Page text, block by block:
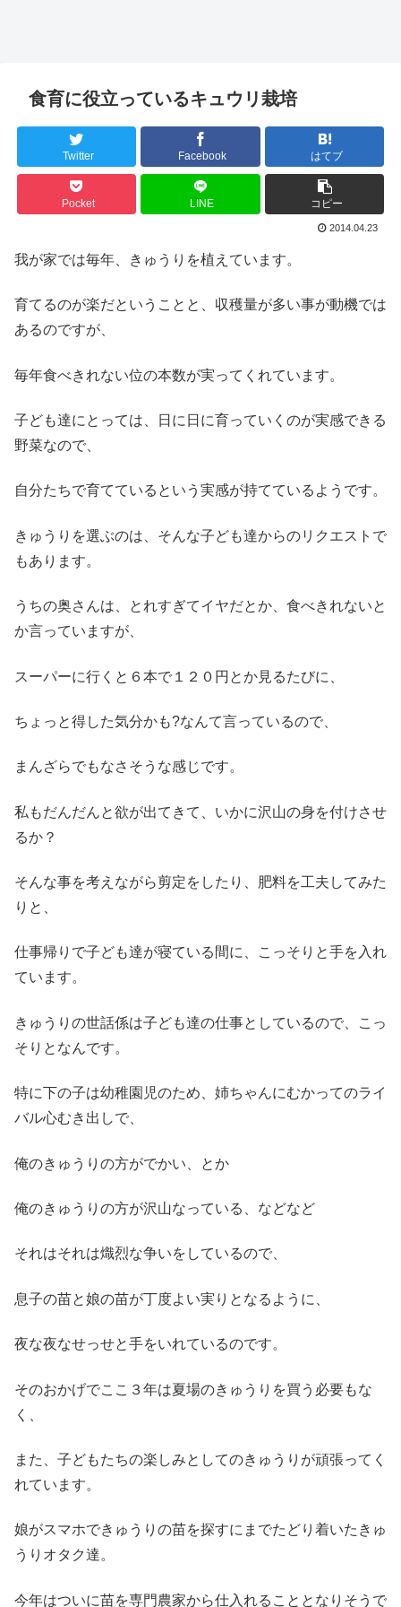
食育に役立っているキュウリ栽培
Twitter Facebook はてブ
Pocket LINE コピー
2014.04.23
我が家では毎年、きゅうりを植えています。
育てるのが楽だということと、収穫量が多い事が動機では
あるのですが、
毎年食べきれない位の本数が実ってくれています。
子ども達にとっては、日に日に育っていくのが実感できる
野菜なので、
自分たちで育てているという実感が持てているようです。
きゅうりを選ぶのは、そんな子ども達からのリクエストで
もあります。
うちの奥さんは、とれすぎてイヤだとか、食べきれないと
か言っていますが、
スーパーに行くと６本で１２０円とか見るたびに、
ちょっと得した気分かも?なんて言っているので、
まんざらでもなさそうな感じです。
私もだんだんと欲が出てきて、いかに沢山の身を付けさせ
るか？
そんな事を考えながら剪定をしたり、肥料を工夫してみた
りと、
仕事帰りで子ども達が寝ている間に、こっそりと手を入れ
ています。
きゅうりの世話係は子ども達の仕事としているので、こっ
そりとなんです。
特に下の子は幼稚園児のため、姉ちゃんにむかってのライ
バル心むき出しで、
俺のきゅうりの方がでかい、とか
俺のきゅうりの方が沢山なっている、などなど
それはそれは熾烈な争いをしているので、
息子の苗と娘の苗が丁度よい実りとなるように、
夜な夜なせっせと手をいれているのです。
そのおかげでここ３年は夏場のきゅうりを買う必要もな
く、
また、子どもたちの楽しみとしてのきゅうりが頑張ってく
れています。
娘がスマホできゅうりの苗を探すにまでたどり着いたきゅ
うりオタク達。
今年はついに苗を専門農家から仕入れることとなりそうで